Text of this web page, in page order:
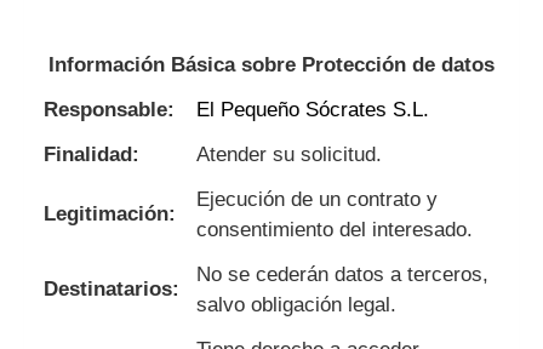
Información Básica sobre Protección de datos
Responsable:
El Pequeño Sócrates S.L.
Finalidad:
Atender su solicitud.
Legitimación:
Ejecución de un contrato y
consentimiento del interesado.
Destinatarios:
No se cederán datos a terceros,
salvo obligación legal.